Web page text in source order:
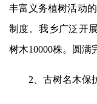
丰富义务植树活动
制度。我乡广泛开
树木10000株。圆满
2、古树名木保